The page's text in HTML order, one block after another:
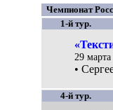
Чемпионат
1-й тур.
29
•
4-й тур.